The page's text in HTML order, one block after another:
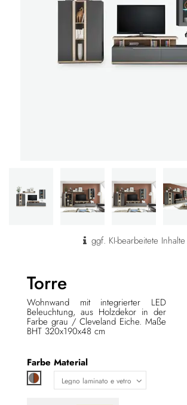
ggf. KI-bearbeitete Inhalte
Torre
Wohnwand mit integrierter LED
Beleuchtung, aus Holzdekor in der
Farbe grau / Cleveland Eiche. Maße
BHT 320x190x48 cm
Farbe
Grau / braun
Material